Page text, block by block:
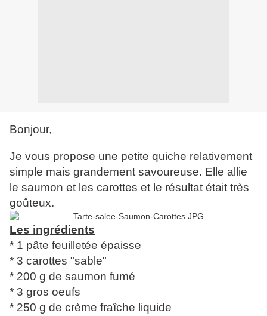
Bonjour,
Je vous propose une petite quiche relativement
simple mais grandement savoureuse. Elle allie
le saumon et les carottes et le résultat était très
goûteux.
Les ingrédients
* 1 pâte feuilletée épaisse
* 3 carottes "sable"
* 200 g de saumon fumé
* 3 gros oeufs
* 250 g de crème fraîche liquide